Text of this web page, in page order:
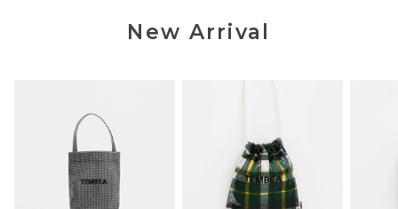
New Arrival